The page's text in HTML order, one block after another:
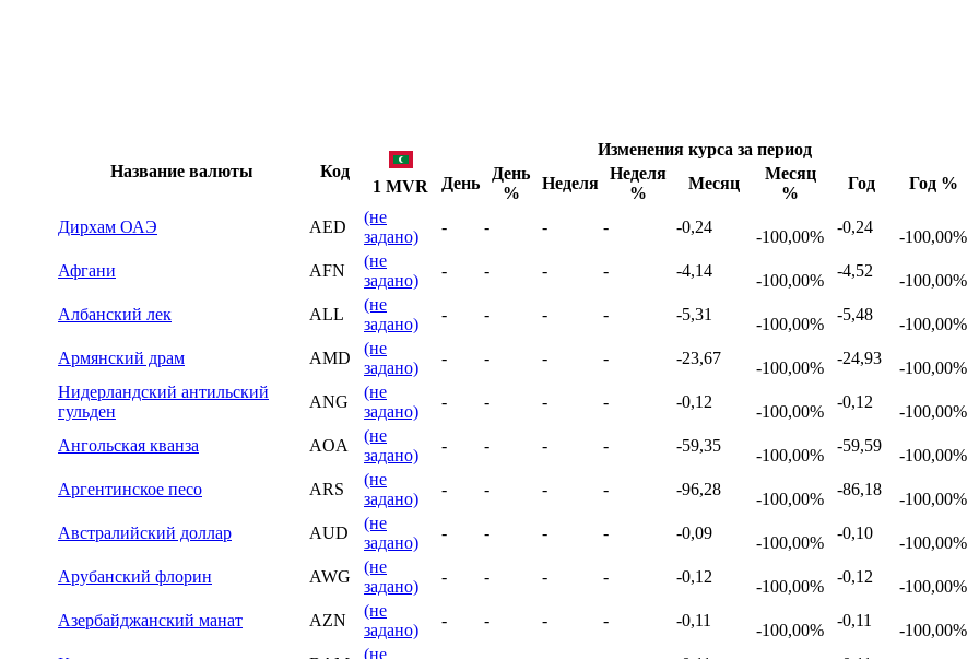
Название валюты
Код
1 MVR
Изменения курса за период
День
День
%
Неделя
Неделя
%
Месяц
Месяц
%
Год Год %
Дирхам ОАЭ AED
(не
задано)
- - - - -0,24
-100,00%
-0,24
-100,00%
Афгани
AFN
(не
задано)
- - - - -4,14
-100,00%
-4,52
-100,00%
Албанский лек
ALL
(не
задано)
- - - - -5,31
-100,00%
-5,48
-100,00%
Армянский драм
AMD
(не
задано)
- - - - -23,67
-100,00%
-24,93
-100,00%
Нидерландский антильский
гульден
ANG
(не
задано)
- - - - -0,12
-100,00%
-0,12
-100,00%
Ангольская кванза
AOA
(не
задано)
- - - - -59,35
-100,00%
-59,59
-100,00%
Аргентинское песо
ARS
(не
задано)
- - - - -96,28
-100,00%
-86,18
-100,00%
Австралийский доллар
AUD
(не
задано)
- - - - -0,09
-100,00%
-0,10
-100,00%
Арубанский флорин
AWG
(не
задано)
- - - - -0,12
-100,00%
-0,12
-100,00%
Азербайджанский манат
AZN
(не
задано)
- - - - -0,11
-100,00%
-0,11
-100,00%
(не